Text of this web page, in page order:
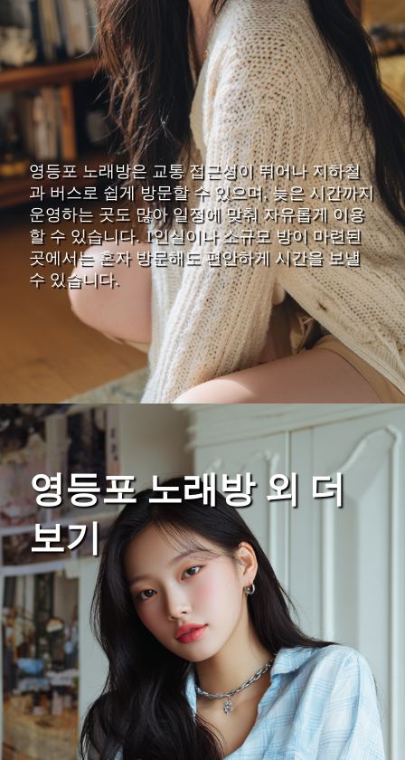
영등포 노래방은 교통 접근성이 뛰어나 지하철
과 버스로 쉽게 방문할 수 있으며, 늦은 시간까지
운영하는 곳도 많아 일정에 맞춰 자유롭게 이용
할 수 있습니다. 1인실이나 소규모 방이 마련된
곳에서는 혼자 방문해도 편안하게 시간을 보낼
수 있습니다.
영등포 노래방 외 더
보기